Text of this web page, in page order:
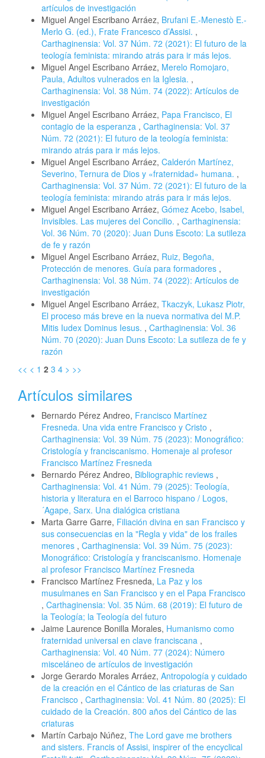
artículos de investigación
Miguel Angel Escribano Arráez, Brufani E.-Menestò E.-
Merlo G. (ed.), Frate Francesco d’Assisi. ,
Carthaginensia: Vol. 37 Núm. 72 (2021): El futuro de la
teología feminista: mirando atrás para ir más lejos.
Miguel Angel Escribano Arráez, Merelo Romojaro,
Paula, Adultos vulnerados en la Iglesia. ,
Carthaginensia: Vol. 38 Núm. 74 (2022): Artículos de
investigación
Miguel Angel Escribano Arráez, Papa Francisco, El
contagio de la esperanza , Carthaginensia: Vol. 37
Núm. 72 (2021): El futuro de la teología feminista:
mirando atrás para ir más lejos.
Miguel Angel Escribano Arráez, Calderón Martínez,
Severino, Ternura de Dios y «fraternidad» humana. ,
Carthaginensia: Vol. 37 Núm. 72 (2021): El futuro de la
teología feminista: mirando atrás para ir más lejos.
Miguel Angel Escribano Arráez, Gómez Acebo, Isabel,
Invisibles. Las mujeres del Concilio. , Carthaginensia:
Vol. 36 Núm. 70 (2020): Juan Duns Escoto: La sutileza
de fe y razón
Miguel Angel Escribano Arráez, Ruiz, Begoña,
Protección de menores. Guía para formadores ,
Carthaginensia: Vol. 38 Núm. 74 (2022): Artículos de
investigación
Miguel Angel Escribano Arráez, Tkaczyk, Lukasz Piotr,
El proceso más breve en la nueva normativa del M.P.
Mitis Iudex Dominus Iesus. , Carthaginensia: Vol. 36
Núm. 70 (2020): Juan Duns Escoto: La sutileza de fe y
razón
<< < 1 2 3 4 > >>
Artículos similares
Bernardo Pérez Andreo, Francisco Martínez
Fresneda. Una vida entre Francisco y Cristo ,
Carthaginensia: Vol. 39 Núm. 75 (2023): Monográfico:
Cristología y franciscanismo. Homenaje al profesor
Francisco Martínez Fresneda
Bernardo Pérez Andreo, Bibliographic reviews ,
Carthaginensia: Vol. 41 Núm. 79 (2025): Teología,
historia y literatura en el Barroco hispano / Logos,
´Agape, Sarx. Una dialógica cristiana
Marta Garre Garre, Filiación divina en san Francisco y
sus consecuencias en la "Regla y vida" de los frailes
menores , Carthaginensia: Vol. 39 Núm. 75 (2023):
Monográfico: Cristología y franciscanismo. Homenaje
al profesor Francisco Martínez Fresneda
Francisco Martínez Fresneda, La Paz y los
musulmanes en San Francisco y en el Papa Francisco
, Carthaginensia: Vol. 35 Núm. 68 (2019): El futuro de
la Teología; la Teología del futuro
Jaime Laurence Bonilla Morales, Humanismo como
fraternidad universal en clave franciscana ,
Carthaginensia: Vol. 40 Núm. 77 (2024): Número
misceláneo de artículos de investigación
Jorge Gerardo Morales Arráez, Antropología y cuidado
de la creación en el Cántico de las criaturas de San
Francisco , Carthaginensia: Vol. 41 Núm. 80 (2025): El
cuidado de la Creación. 800 años del Cántico de las
criaturas
Martín Carbajo Núñez, The Lord gave me brothers
and sisters. Francis of Assisi, inspirer of the encyclical